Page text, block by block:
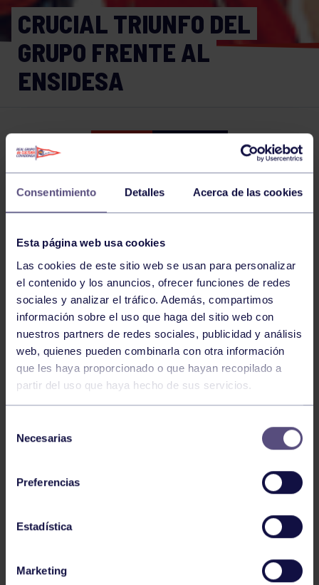
Consentimiento Detalles Acerca de las cookies
Esta página web usa cookies
Las cookies de este sitio web se usan para personalizar
el contenido y los anuncios, ofrecer funciones de redes
sociales y analizar el tráfico. Además, compartimos
información sobre el uso que haga del sitio web con
nuestros partners de redes sociales, publicidad y análisis
web, quienes pueden combinarla con otra información
que les haya proporcionado o que hayan recopilado a
partir del uso que haya hecho de sus servicios.
Necesarias
Preferencias
Estadística
Marketing
CRUCIAL TRIUNFO DEL
GRUPO FRENTE AL
ENSIDESA
Ajedrez 16 DIC 2021
Ajedrez 07 Ago 2026
EL GRUPO COMPITE EN VÍCAR